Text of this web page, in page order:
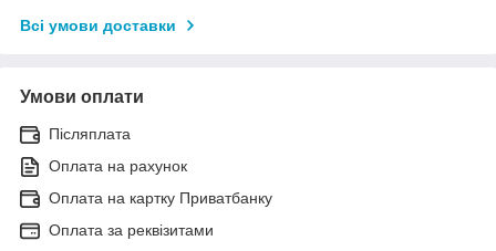
Всі умови доставки
Умови оплати
Післяплата
Оплата на рахунок
Оплата на картку Приватбанку
Оплата за реквізитами